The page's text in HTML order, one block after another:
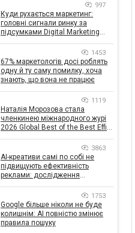
997
Куди рухається маркетинг:
головні сигнали ринку за
підсумками Digital Marketing
1453
67% маркетологів досі роблять
одну й ту саму помилку, хоча
знають, що вона не працює
1119
Наталія Морозова стала
членкинею міжнародного журі
2026 Global Best of the Best Effie
3863
AI-креативи самі по собі не
підвищують ефективність
реклами: дослідження
впливає на ефективність
кампаній
1753
Google більше ніколи не буде
колишнім: AI повністю змінює
правила пошуку